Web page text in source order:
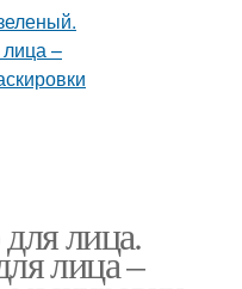
лица.
лица –